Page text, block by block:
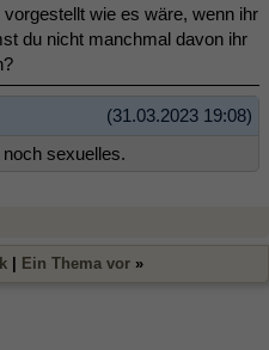
wie es wäre, wenn ihr
du nicht manchmal davon ihr
(31.03.2023 19:08)
sexuelles.
Ein Thema vor »